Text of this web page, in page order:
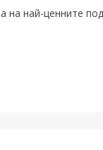
най-ценните